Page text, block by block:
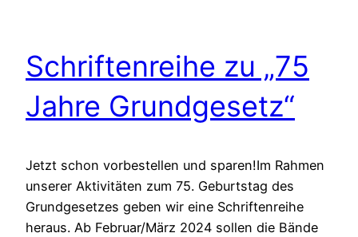
Schriftenreihe zu „75
Jahre Grundgesetz“
Jetzt schon vorbestellen und sparen!Im Rahmen
unserer Aktivitäten zum 75. Geburtstag des
Grundgesetzes geben wir eine Schriftenreihe
heraus. Ab Februar/März 2024 sollen die Bände